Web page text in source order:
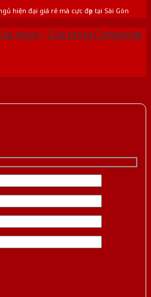
hiện đại giá rẻ mà cực đẹp tại Sài Gòn
nhựa /Cửa nhựa Composite